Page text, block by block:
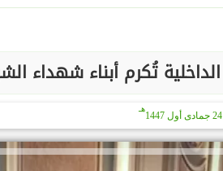
الداخلية تُكرم أبناء شهداء
24 جمادى أول 1447
هـ